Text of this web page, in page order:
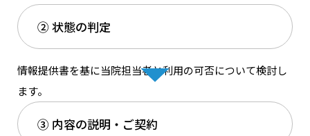
② 状態の判定
情報提供書を基に当院担当者と利⽤の可否について検討し
ます。
③ 内容の説明‧ご契約